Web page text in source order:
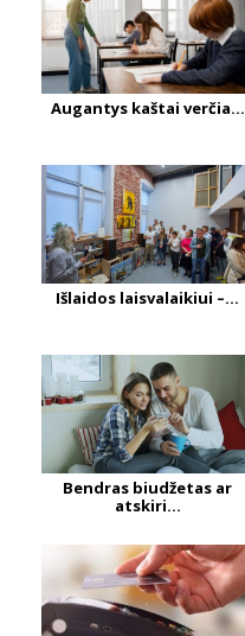
Augantys kaštai verčia...
Išlaidos laisvalaikiui –...
Bendras biudžetas ar
atskiri...